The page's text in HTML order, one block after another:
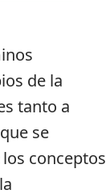
de la
tanto a
se
conceptos